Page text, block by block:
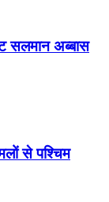
सलमान अब्बास
से पश्चिम